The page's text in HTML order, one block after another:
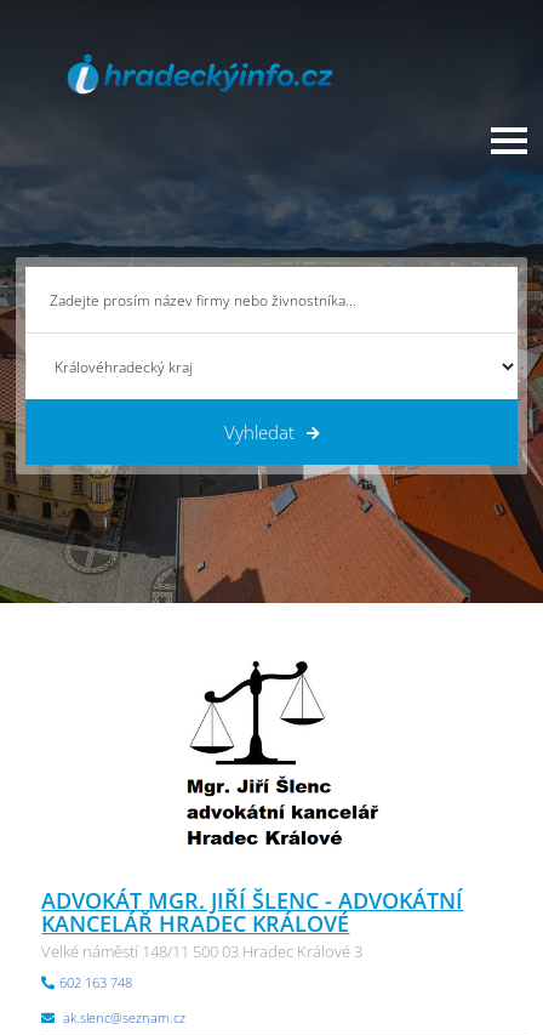
Vyhledat
ADVOKÁT MGR. JIŘÍ ŠLENC - ADVOKÁTNÍ
KANCELÁŘ HRADEC KRÁLOVÉ
Velké náměstí 148/11 500 03 Hradec Králové 3
602 163 748
ak.slenc@seznam.cz